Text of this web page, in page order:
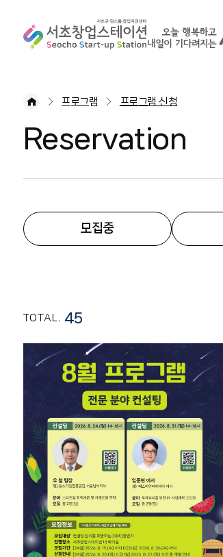
프로그램 프로그램 신청
Reservation
모집중
TOTAL. 45